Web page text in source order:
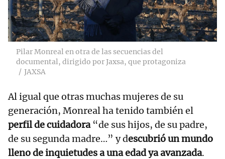
Pilar Monreal en otra de las secuencias del
documental, dirigido por Jaxsa, que protagoniza
JAXSA
Al igual que otras muchas mujeres de su
generación, Monreal ha tenido también el
perfil de cuidadora“de sus hijos, de su padre,
de su segunda madre…” y descubrió un mundo
lleno de inquietudes a una edad ya avanzada.